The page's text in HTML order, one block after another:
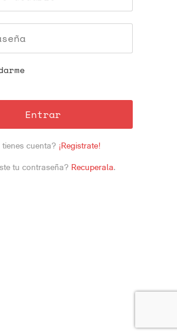
Entrar
tienes cuenta? ¡Registrate!
tu contraseña? Recuperala.